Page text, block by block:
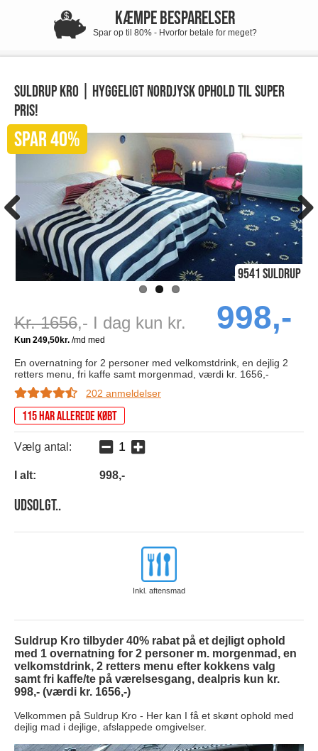
KÆMPE BESPARELSER
Spar op til 80% - Hvorfor betale for meget?
Suldrup Kro | Hyggeligt nordjysk ophold til super
pris!
SPAR 40%
9541 Suldrup
Kr. 1656,- I dag kun kr. 998,-
En overnatning for 2 personer med velkomstdrink, en dejlig 2
retters menu, fri kaffe samt morgenmad, værdi kr. 1656,-
202 anmeldelser
115 har allerede købt
Vælg antal:
I alt: 998,-
Udsolgt..
Inkl. aftensmad
Suldrup Kro tilbyder 40% rabat på et dejligt ophold
med 1 overnatning for 2 personer m. morgenmad, en
velkomstdrink, 2 retters menu efter kokkens valg
samt fri kaffe/te på værelsesgang, dealpris kun kr.
998,- (værdi kr. 1656,-)
Velkommen på Suldrup Kro - Her kan I få et skønt ophold med
dejlig mad i dejlige, afslappede omgivelser.